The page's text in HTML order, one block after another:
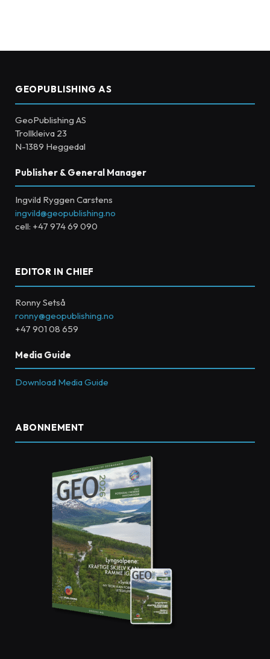
GEOPUBLISHING AS
GeoPublishing AS
Trollkleiva 23
N-1389 Heggedal
Publisher & General Manager
Ingvild Ryggen Carstens
ingvild@geopublishing.no
cell: +47 974 69 090
EDITOR IN CHIEF
Ronny Setså
ronny@geopublishing.no
+47 901 08 659
Media Guide
Download Media Guide
ABONNEMENT